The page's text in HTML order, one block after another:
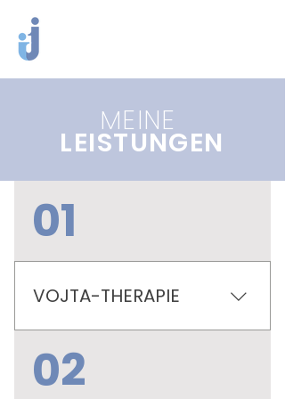
MEINE
LEISTUNGEN
01
VOJTA-THERAPIE
zur Verfügung stehende
Möglichkeit Krankengymnastik
02